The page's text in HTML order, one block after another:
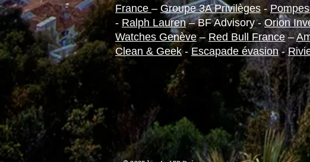
France – Groupe 3A Privilèges -
- Ralph Lauren– BF Advisory -Orion
Watches Genève– Red Bull France–
Clean & Geek- Escapade évasion-